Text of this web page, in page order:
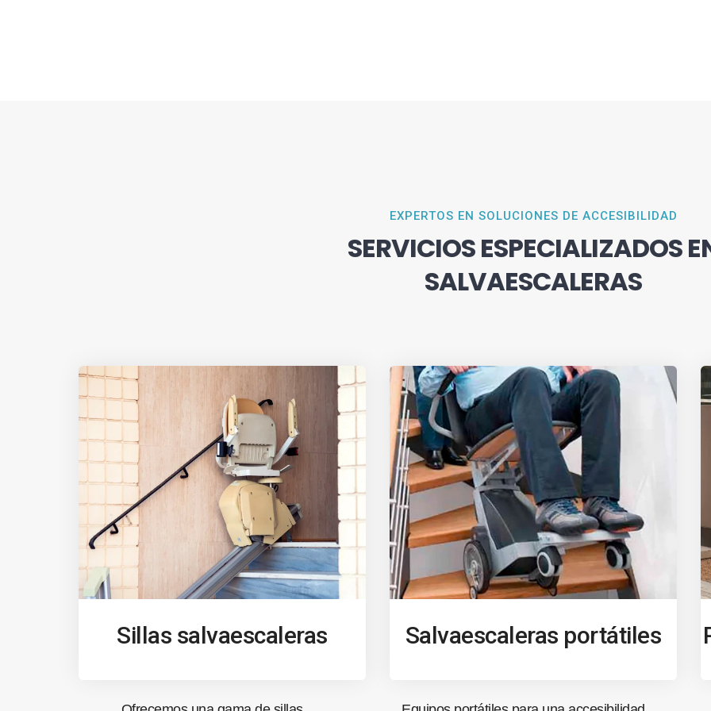
EXPERTOS EN SOLUCIONES DE ACCESIBILIDAD
SERVICIOS ESPECIALIZADOS
SALVAESCALERAS
Sillas salvaescaleras Salvaescaleras portátiles